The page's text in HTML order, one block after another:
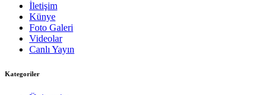
İletişim
Künye
Foto Galeri
Videolar
Canlı Yayın
Kategoriler